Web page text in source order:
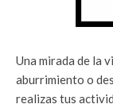
Una mirada de la
aburrimiento o
realizas tus